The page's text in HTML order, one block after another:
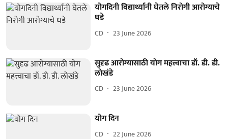
योगदिनी विद्यार्थ्यांनी घेतले निरोगी आरोग्याचे
धडे
CD 23 June 2026
सुदृढ आरोग्यासाठी योग महत्त्वाचा डॉ. डी. डी.
लोखंडे
CD 23 June 2026
योग दिन
CD 22 June 2026